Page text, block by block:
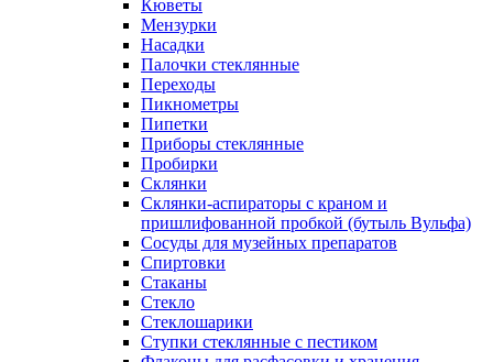
Кюветы
Мензурки
Насадки
Палочки стеклянные
Переходы
Пикнометры
Пипетки
Приборы стеклянные
Пробирки
Склянки
Склянки-аспираторы с краном и
пришлифованной пробкой (бутыль Вульфа)
Сосуды для музейных препаратов
Спиртовки
Стаканы
Стекло
Стеклошарики
Ступки стеклянные с пестиком